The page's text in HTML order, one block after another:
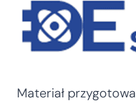
Materiał